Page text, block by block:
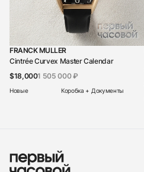
FRANCK MULLER
Cintrée Curvex Master Calendar
$18,0001 505 000 ₽
Новые Коробка + Документы